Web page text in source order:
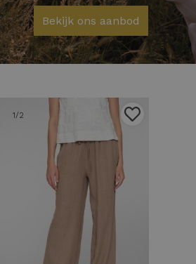
Bekijk ons aanbod
1/2